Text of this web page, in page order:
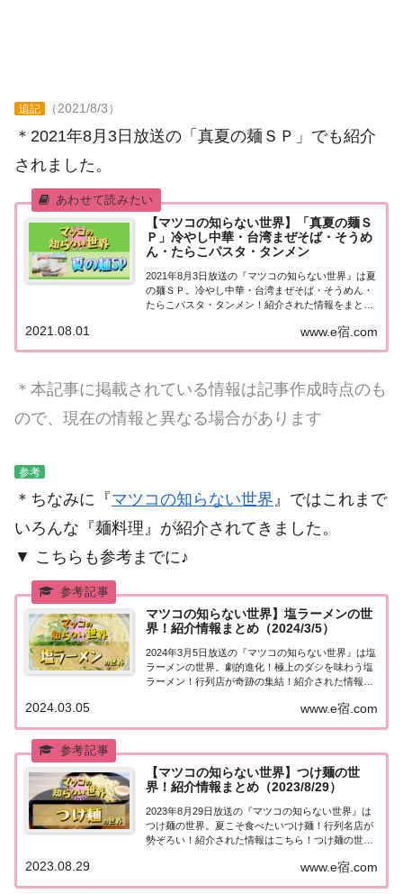
追記 （2021/8/3）
＊2021年8月3日放送の「真夏の麺ＳＰ」でも紹介
されました。
【マツコの知らない世界】「真夏の麺Ｓ
Ｐ」冷やし中華・台湾まぜそば・そうめ
ん・たらこパスタ・タンメン
2021年8月3日放送の『マツコの知らない世界』は夏
の麺ＳＰ。冷やし中華・台湾まぜそば・そうめん・
たらこパスタ・タンメン！紹介された情報をまとめ
知らない世界、今日は猛暑を乗り切る！真夏の麺祭
り！実はヘルシー？野菜たっぷり絶品タンメン！...
www.e宿.com
2021.08.01
＊本記事に掲載されている情報は記事作成時点のも
ので、現在の情報と異なる場合があります
参考
＊ちなみに『マツコの知らない世界 』ではこれまで
いろんな『麺料理』が紹介されてきました。
▼ こちらも参考までに♪
マツコの知らない世界】塩ラーメンの世
界！紹介情報まとめ（2024/3/5）
2024年3月5日放送の『マツコの知らない世界』は塩
ラーメンの世界。劇的進化！極上のダシを味わう塩
ラーメン！行列店が奇跡の集結！紹介された情報は
紹介してくれるのは、自分の足で調べたラーメン情
www.e宿.com
2024.03.05
【マツコの知らない世界】つけ麺の世
界！紹介情報まとめ（2023/8/29）
2023年8月29日放送の『マツコの知らない世界』は
つけ麺の世界。夏こそ食べたいつけ麺！行列名店が
勢ぞろい！紹介された情報はこちら！つけ麺の世界
上のつけ麺を食べたホワイトハッカー・小芝 力太さ
www.e宿.com
2023.08.29